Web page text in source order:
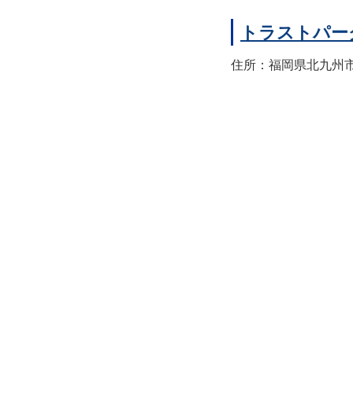
トラストパ
住所：福岡県北九州